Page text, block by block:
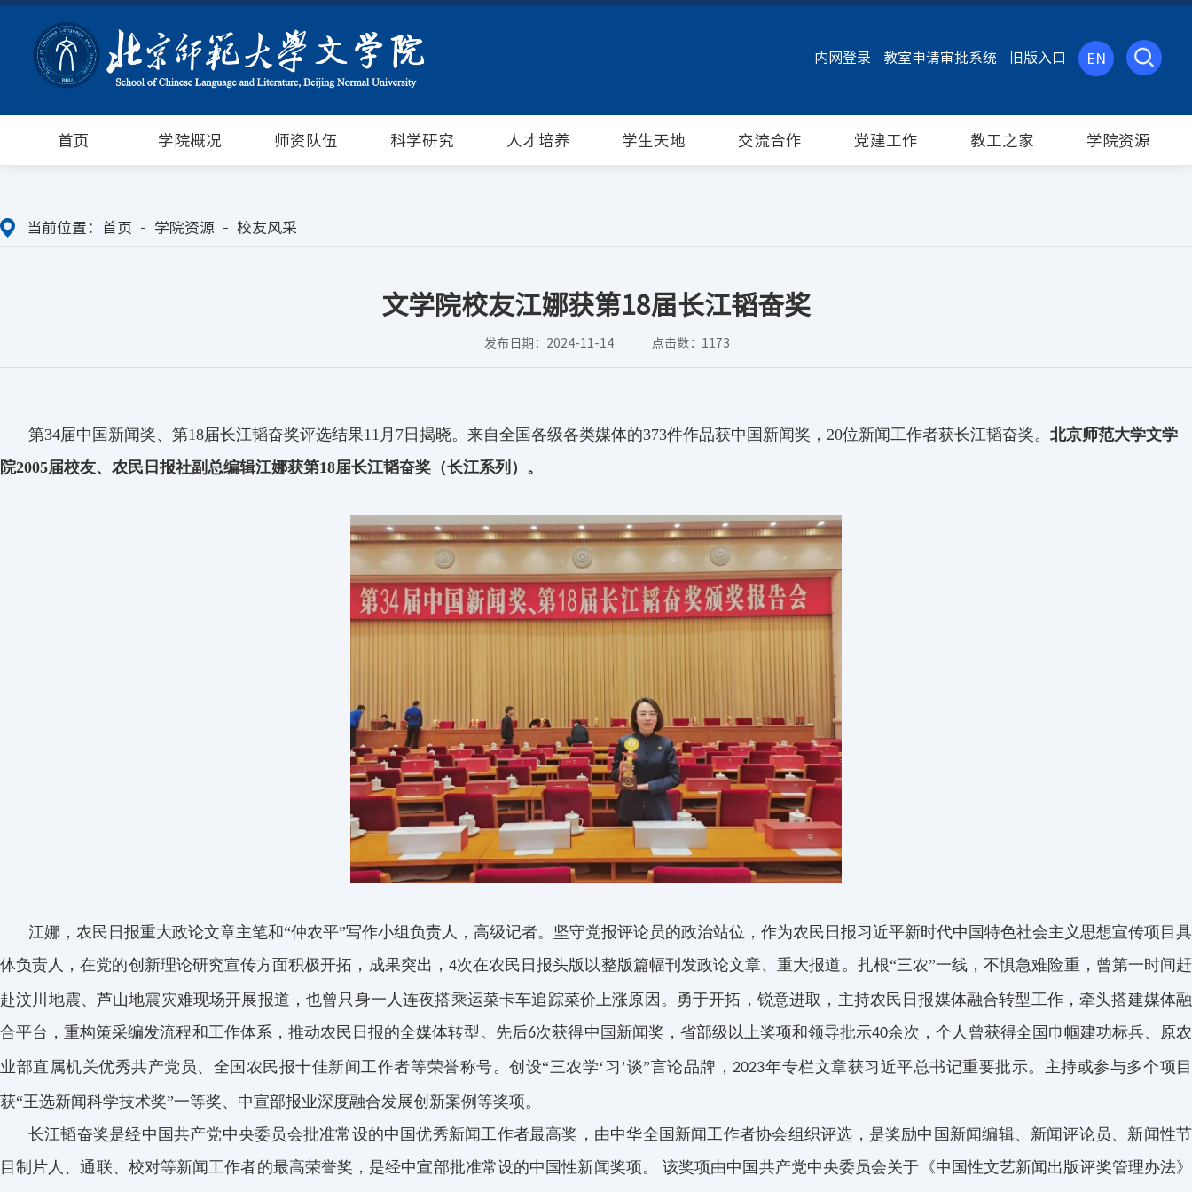
首页 学院概况 师资队伍 科学研究 人才培养 学生天地 交流合作 党建工作 教工之家 学院资源
内网登录 教室申请审批系统 旧版入口 EN
当前位置： 首页 学院资源 校友风采
文学院校友江娜获第18届长江韬奋奖
发布日期：2024-11-14 点击数： 1173
第34届中国新闻奖、第18届长江韬奋奖评选结果11 月 7 日揭晓。来自全国各级各类媒体的373件作品获中国新闻奖， 20位新闻工作者获长江韬奋奖。 北京师范大学文学
院2005届校友、农民日报社副总编辑江娜获第18届长江韬奋奖（长江系列）。
江娜，农民日报重大政论文章主笔和“仲农平”写作小组负责人，高级记者。坚守党报评论员的政治站位，作为农民日报习近平新时代中国特色社会主义思想宣传项目具
体负责人，在党的创新理论研究宣传方面积极开拓，成果突出， 4次在农民日报头版以整版篇幅刊发政论文章、重大报道。扎根“三农”一线，不惧急难险重， 曾第一时间 赶
赴汶 川地震、芦山地震灾难现场开展报道，也曾只身一人连夜搭乘运菜卡车追踪菜价上涨原因。勇于开拓，锐意进取，主持农民日报媒体融合转型工作，牵头搭建媒体融
合平台，重构策采编发流程和工作体系，推动农民日报的全媒体转型。先后6次获得中国新闻奖，省部级以上奖项和领导批示40余次，个人曾获得全国巾帼建功标兵、原农
业部直属机关优秀共产党员、全国农民报十佳新闻工作者等荣誉称号。创设“三农学‘习’谈”言论品牌，2023年专栏文章获习近平总书记重要批示。主持或参与多个项目
获“王选新闻科学技术奖”一等奖、中宣部报业深度融合发展创新案例等奖项。
长江韬奋奖是经中国共产党中央委员会批准常设的中国优秀新闻工作者最高奖，由中华全国新闻工作者协会组织评选，是奖励中国新闻编辑、新闻评论员、新闻性节
目制片人、通联、校对等新闻工作者的最高荣誉奖，是经中宣部批准常设的中国性新闻奖项。
该奖项由中国共产党中央委员会关于《中国性文艺新闻出版评奖管理办法》